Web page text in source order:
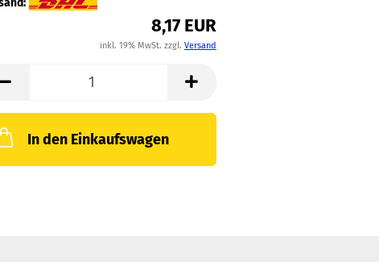
8,17 EUR
inkl. 19% MwSt. zzgl. Versand
In den Einkaufswagen